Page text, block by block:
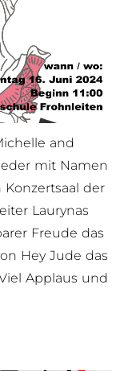
and
mit Namen
der
Laurynas
Freude das
Hey Jude das
Applaus und